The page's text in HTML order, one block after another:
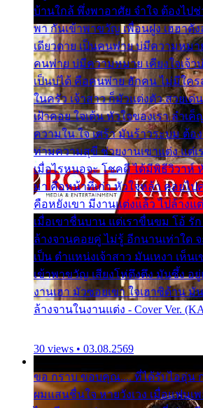
บ้านใกล้ พึ่งพาอาศัย จำใจ ต้องไปช่
พา กันเข้าพาขวัญ เพื่อนฝูง เฮฮาดั
เดียวดาย เป็นคนพ่าย บ่มีความหมา
คนพ่าย บ่มีความหมาย เคียงใจเจ้า
เป็นบ่ได้ คือคนพ่าย ฮักคน ไม่มีใค
ในครัว เจ้าสาว ก็มัวแต่งตัว สวยเด่
เฝ้าคอย ใจเต้น หัวใจของเรา ลำเ
ความใน ใจ เศร้า มันร้าวระบม ต้อ
ท่ามความสุขี ช่วยงานเขาแต่ง แต่เ
เมื่อไรหนอจะ โชคดี ได้มีพิธีวิวาห์
มา คือหน้าที่เก่า หัวใจหล้า คอยไป
คือหยังเขา มีงานแต่งแล้ว ไปล้างแ
เมื่อเขาชื่นบาน แต่เราขื่นขม โอ้ รั
ล้างจานคอยคู่ ไม่รู้ อีกนานเท่าใด
เป็น ตำแหน่งเจ้าสาว มันเหงา เห็
เข้าพาขวัญ เสียงโห่ตึงตึง มันซึ้ง อ
งานเฮา มัวซอยเขา ใจเฮาซิด้าน
ล้างจานในงานแต่ง - Cover Ver.
30 views • 03.08.2569
ขอ กราบ ขอบคุณ.... ที่ได้รับไออุ่น
ผมแสนชื่นใจ หายวังเวง เมื่อแฟนเ